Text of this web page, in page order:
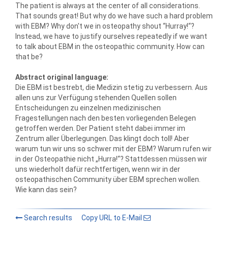
The patient is always at the center of all considerations.
That sounds great! But why do we have such a hard problem
with EBM? Why don't we in osteopathy shout “Hurray!“?
Instead, we have to justify ourselves repeatedly if we want
to talk about EBM in the osteopathic community. How can
that be?
Abstract original language:
Die EBM ist bestrebt, die Medizin stetig zu verbessern. Aus
allen uns zur Verfügung stehenden Quellen sollen
Entscheidungen zu einzelnen medizinischen
Fragestellungen nach den besten vorliegenden Belegen
getroffen werden. Der Patient steht dabei immer im
Zentrum aller Überlegungen. Das klingt doch toll! Aber
warum tun wir uns so schwer mit der EBM? Warum rufen wir
in der Osteopathie nicht „Hurra!“? Stattdessen müssen wir
uns wiederholt dafür rechtfertigen, wenn wir in der
osteopathischen Community über EBM sprechen wollen.
Wie kann das sein?
Search results Copy URL to E-Mail